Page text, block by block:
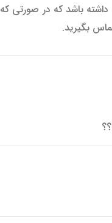
داشته باشد که در صورتی که
بگیرید.